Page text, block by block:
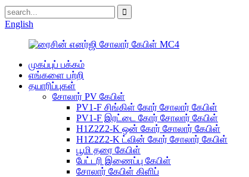
English
முகப்புப் பக்கம்
எங்களை பற்றி
தயாரிப்புகள்
சோலார் PV கேபிள்
PV1-F சிங்கிள் கோர் சோலார் கேபிள்
PV1-F இரட்டை கோர் சோலார் கேபிள்
H1Z2Z2-K ஒன் கோர் சோலார் கேபிள்
H1Z2Z2-K ட்வின் கோர் சோலார் கேபிள்
பூமி தரை கேபிள்
பேட்டரி இணைப்பு கேபிள்
சோலார் கேபிள் கிளிப்